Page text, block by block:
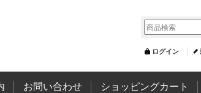
ログイン
お問い合わせ ショッピングカート